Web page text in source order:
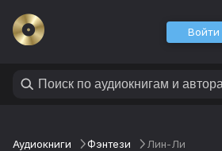
Войти
Аудиокниги Фэнтези Лин-Ли